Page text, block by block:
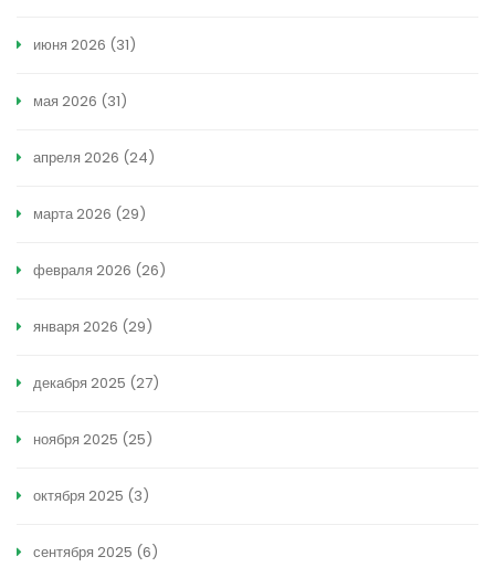
июня 2026 (31)
мая 2026 (31)
апреля 2026 (24)
марта 2026 (29)
февраля 2026 (26)
января 2026 (29)
декабря 2025 (27)
ноября 2025 (25)
октября 2025 (3)
сентября 2025 (6)